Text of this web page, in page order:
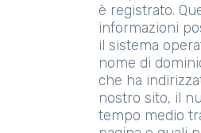
è registrato.
informazioni
il sistema
nome di
che ha
nostro sito, il
tempo medio